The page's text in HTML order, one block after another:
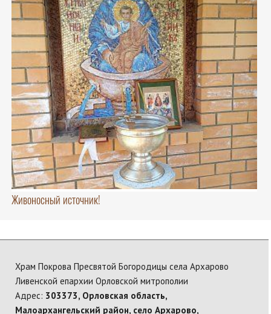
Живоносный источник!
Храм Покрова Пресвятой Богородицы села Архарово
Ливенской епархии Орловской митрополии
Адрес: 303373, Орловская область,
Малоархангельский район, село Архарово,